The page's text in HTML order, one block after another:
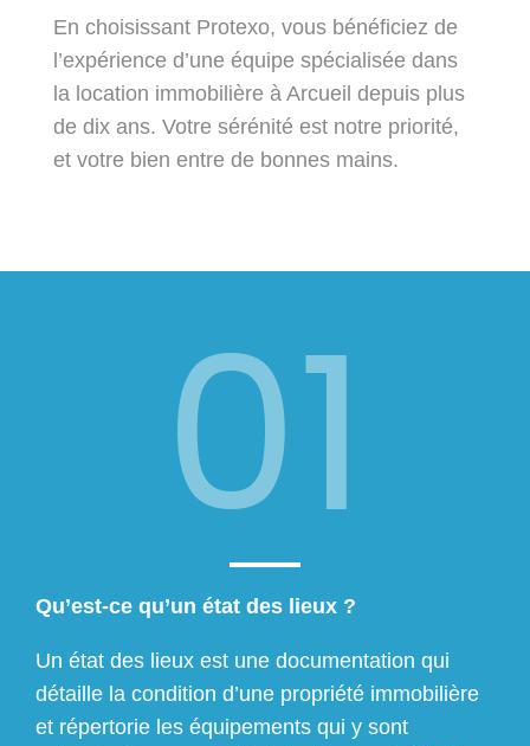
En choisissant Protexo, vous bénéficiez de
l’expérience d’une équipe spécialisée dans
la location immobilière à Arcueil depuis plus
de dix ans. Votre sérénité est notre priorité,
et votre bien entre de bonnes mains.
01
Qu’est-ce qu’un état des lieux ?
Un état des lieux est une documentation qui
détaille la condition d’une propriété immobilière
et répertorie les équipements qui y sont